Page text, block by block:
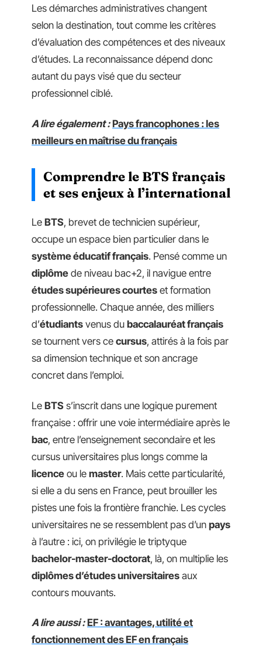
Les démarches administratives changent
selon la destination, tout comme les critères
d’évaluation des compétences et des niveaux
d’études. La reconnaissance dépend donc
autant du pays visé que du secteur
professionnel ciblé.
A lire également : Pays francophones : les
meilleurs en maîtrise du français
Comprendre le BTS français
et ses enjeux à l’international
Le BTS, brevet de technicien supérieur,
occupe un espace bien particulier dans le
système éducatif français. Pensé comme un
diplôme de niveau bac+2, il navigue entre
études supérieures courtes et formation
professionnelle. Chaque année, des milliers
d’étudiants venus du baccalauréat français
se tournent vers ce cursus, attirés à la fois par
sa dimension technique et son ancrage
concret dans l’emploi.
Le BTS s’inscrit dans une logique purement
française : offrir une voie intermédiaire après le
bac, entre l’enseignement secondaire et les
cursus universitaires plus longs comme la
licence ou le master. Mais cette particularité,
si elle a du sens en France, peut brouiller les
pistes une fois la frontière franchie. Les cycles
universitaires ne se ressemblent pas d’un pays
à l’autre : ici, on privilégie le triptyque
bachelor-master-doctorat, là, on multiplie les
diplômes d’études universitaires aux
contours mouvants.
A lire aussi : EF : avantages, utilité et
fonctionnement des EF en français